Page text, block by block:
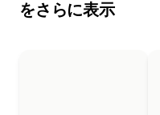
をさらに表示